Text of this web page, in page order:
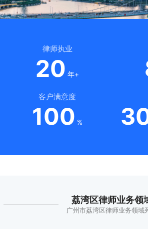
律师执业
20 年+
客户满意度
100 %
荔湾区律师业务领
广州市荔湾区律师业务领域